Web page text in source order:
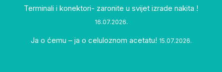
Terminali i konektori- zaronite u svijet izrade nakita !
16.07.2026.
Ja o ćemu – ja o celuloznom acetatu! 15.07.2026.